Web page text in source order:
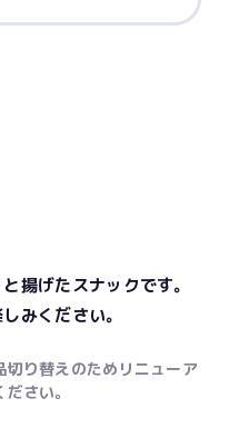
揚げたスナックです。
みください。
り替えのためリニューア
さい。